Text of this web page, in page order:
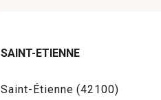
SAINT-ETIENNE
Saint-Étienne (42100)